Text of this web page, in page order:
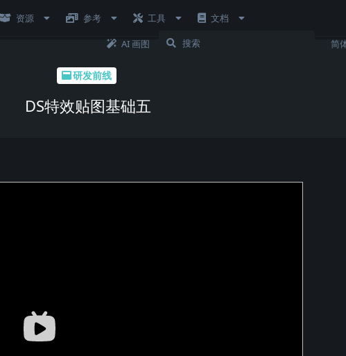
资源 参考 工具 文档
AI 画图 简
研发前线
DS特效贴图基础五